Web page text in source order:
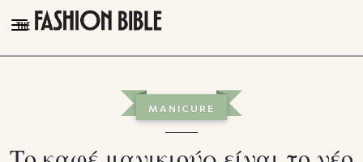
THE FASHION BIBLE
TALK OF THE TOWN
MANICURE